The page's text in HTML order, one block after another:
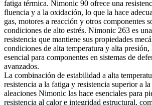
fatiga térmica. Nimonic 90 ofrece una
fluencia y a la oxidación, lo que la hace
gas, motores a reacción y otros componentes
condiciones de alto estrés. Nimonic 263 es
resistencia que mantiene sus propiedades
condiciones de alta temperatura y alta presión,
esencial para componentes en sistemas de
avanzados.
La combinación de estabilidad a alta
resistencia a la fatiga y resistencia superior a
aleaciones Nimonic las hace esenciales para
resistencia al calor e integridad estructural,